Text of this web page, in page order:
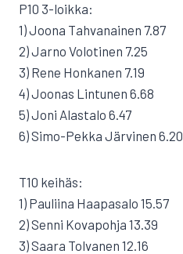
P10 3-loikka:
1) Joona Tahvanainen 7.87
2) Jarno Volotinen 7.25
3) Rene Honkanen 7.19
4) Joonas Lintunen 6.68
5) Joni Alastalo 6.47
6) Simo-Pekka Järvinen 6.20
T10 keihäs:
1) Pauliina Haapasalo 15.57
2) Senni Kovapohja 13.39
3) Saara Tolvanen 12.16